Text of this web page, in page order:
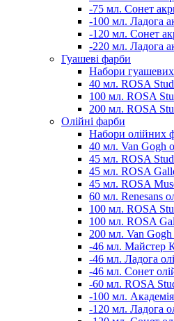
-75 мл. Сонет
-100 мл. Ладога
-120 мл. Сонет
-220 мл. Ладога
Гуашеві фарби
Набори гуашевих
40 мл. ROSA
100 мл. ROSA
200 мл. ROSA
Олійні фарби
Набори олійних
40 мл. Van Gogh
45 мл. ROSA
45 мл. ROSA
45 мл. ROSA
60 мл. Renesans
100 мл. ROSA
100 мл. ROSA
200 мл. Van Gogh
-46 мл. Майстер
-46 мл. Ладога
-46 мл. Сонет
-60 мл. ROSA
-100 мл. Академія
-120 мл. Ладога